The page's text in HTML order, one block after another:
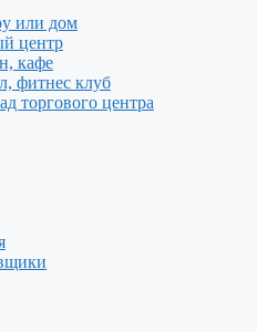
или дом
центр
кафе
фитнес клуб
торгового центра